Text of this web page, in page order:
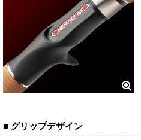
■ グリップデザイン